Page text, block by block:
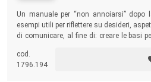
Un manuale per “non annoiarsi” dopo
esempi utili per riflettere su desideri,
di comunicare, al fine di: creare le basi
quello che non si è ancora fatto…
cod.
1796.194